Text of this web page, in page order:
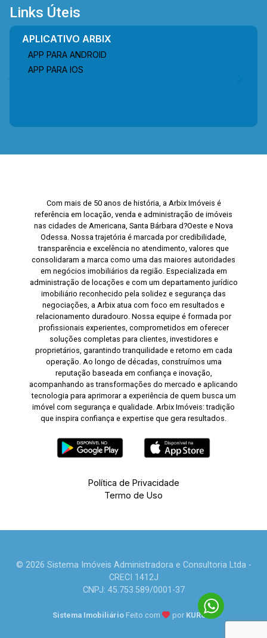
Links Úteis
APLICATIVO ARBIX
APP PARA ANDROID
APP PARA IOS
Com mais de 50 anos de história, a Arbix Imóveis é
referência em locação, venda e administração de imóveis
nas cidades de Americana, Santa Bárbara d?Oeste e Nova
Odessa. Nossa trajetória é marcada por credibilidade,
transparência e excelência no atendimento, valores que
consolidaram a marca como uma das maiores autoridades
em negócios imobiliários da região. Especializada em
administração de locações e com um departamento jurídico
imobiliário reconhecido pela solidez e segurança das
negociações, a Arbix atua com foco em resultados e
relacionamento duradouro. Nossa equipe é formada por
profissionais experientes, comprometidos em oferecer
soluções completas para clientes, investidores e
proprietários, garantindo tranquilidade e retorno em cada
operação. Ao longo de décadas, construímos uma
reputação baseada em confiança e inovação,
acompanhando as transformações do mercado e aplicando
tecnologia para aprimorar a experiência de quem busca um
imóvel com segurança e qualidade. Arbix Imóveis: tradição
que inspira confiança e expertise que gera resultados.
Política de Privacidade
Termo de Uso
© 2026 Sistema Imóveis Administradora e Consultoria Ltda -
CRECI 1412J
CNPJ: 45.753.589/0001-37
Sistema Imobiliário Feito com por KUROLE